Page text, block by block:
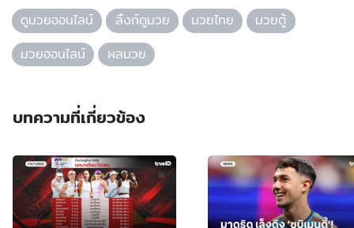
ดูมวยออนไลน์ ลิ้งก์ดูมวย มวยไทย
มวยตู้
มวยออนไลน์
ผลมวย
บทความที่เกี่ยวข้อง